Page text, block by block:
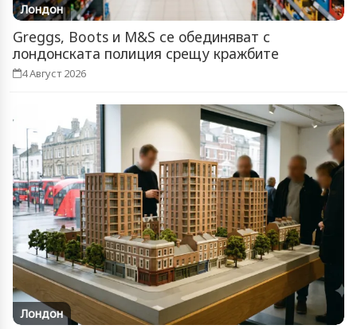
Лондон
Greggs, Boots и M&S се обединяват с
лондонската полиция срещу кражбите
4 Август 2026
Лондон